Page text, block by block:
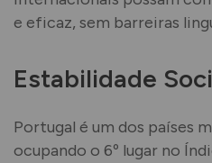
e eficaz, sem barreiras
Estabilidade
Portugal é um dos países
ocupando o 6º lugar no